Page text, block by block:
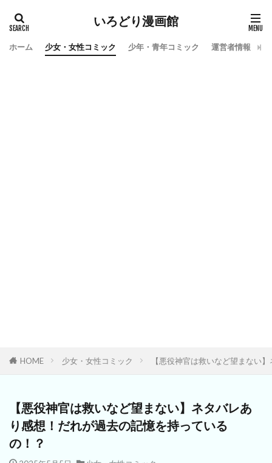
いろどり漫画館
ホーム 少女・女性コミック 少年・青年コミック 運営者情報
HOME 少女・女性コミック 【悪役神官は救いなど望まない
【悪役神官は救いなど望まない】ネタバレあ
り感想！だれが過去の記憶を持っている
の！？